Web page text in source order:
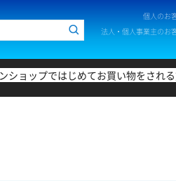
個人のお
法人・個人事業主のお
ショップではじめてお買い物をされ